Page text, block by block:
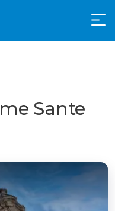
Sante